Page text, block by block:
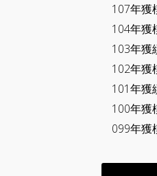
107年獲
104年獲
103年獲
102年獲
101年獲
100年獲
099年獲